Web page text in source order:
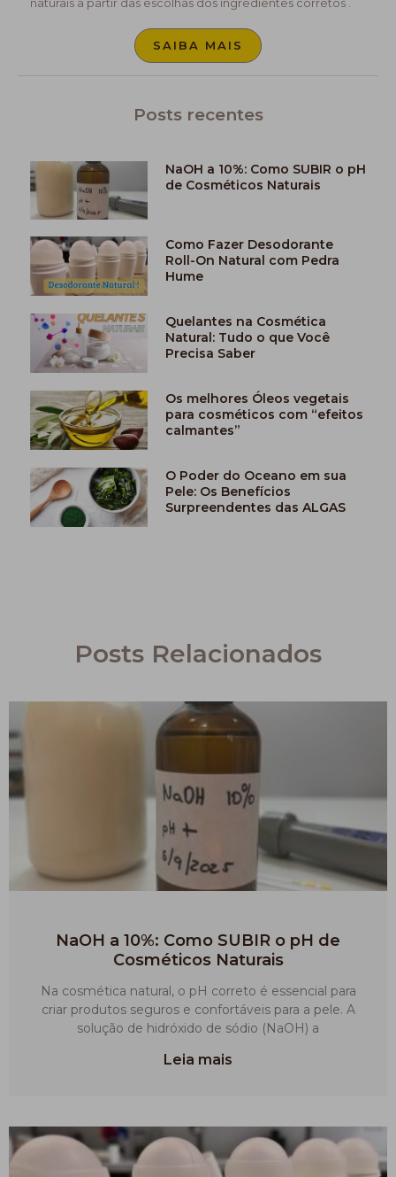
SAIBA MAIS
Posts recentes
NaOH a 10%: Como SUBIR o pH
de Cosméticos Naturais
Como Fazer Desodorante
Roll-On Natural com Pedra
Hume
Quelantes na Cosmética
Natural: Tudo o que Você
Precisa Saber
Os melhores Óleos vegetais
para cosméticos com “efeitos
calmantes”
O Poder do Oceano em sua
Pele: Os Benefícios
Surpreendentes das ALGAS
Posts Relacionados
NaOH a 10%: Como SUBIR o pH de
Cosméticos Naturais
Na cosmética natural, o pH correto é essencial para
criar produtos seguros e confortáveis para a pele. A
solução de hidróxido de sódio (NaOH) a
Leia mais